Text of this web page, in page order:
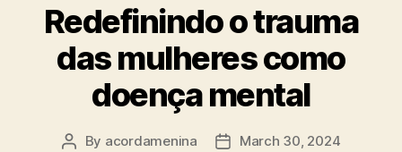
Redefinindo o trauma
das mulheres como
doença mental
Post
By acordamenina
PostMarch 30, 2024